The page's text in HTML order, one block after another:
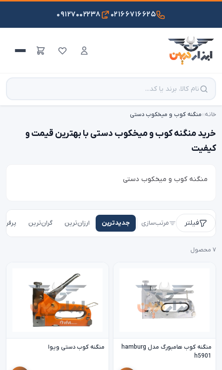
۰۲۱۶۶۷۱۶۶۲۵ ۰۹۱۲۷۰۰۲۲۳۸
خانه›
›منگنه کوب و میخکوب دستی
خرید منگنه کوب و میخکوب دستی با بهترین قیمت و
کیفیت
منگنه کوب و میخکوب دستی
فیلتر مرتب‌سازی جدیدترین ارزان‌ترین گران‌ترین
۷ محصول
منگنه کوب هامبورگ مدل hamburg
h5901
منگنه کوب دستی ویوا